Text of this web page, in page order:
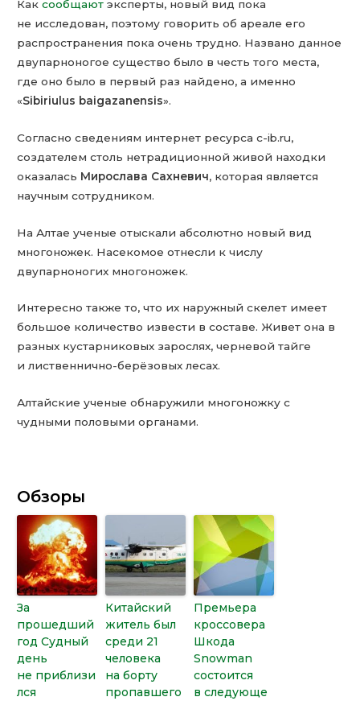
Каксообщают эксперты, новый вид пока
не исследован, поэтому говорить об ареале его
распространения пока очень трудно. Названо данное
двупарноногое существо было в честь того места,
где оно было в первый раз найдено, а именно
«Sibiriulus baigazanensis».
Согласно сведениям интернет ресурса c-ib.ru,
создателем столь нетрадиционной живой находки
оказалась Мирослава Сахневич, которая является
научным сотрудником.
На Алтае ученые отыскали абсолютно новый вид
многоножек. Насекомое отнесли к числу
двупарноногих многоножек.
Интересно также то, что их наружный скелет имеет
большое количество извести в составе. Живет она в
разных кустарниковых зарослях, черневой тайге
и лиственнично-берёзовых лесах.
Алтайские ученые обнаружили многоножку с
чудными половыми органами.
Обзоры
За
прошедший
год Судный
день
не приблизи
лся
Китайский
житель был
среди 21
человека
на борту
пропавшего
Премьера
кроссовера
Шкода
Snowman
состоится
в следующе